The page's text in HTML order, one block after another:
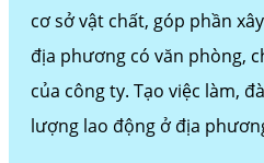
cơ sở vật chất, góp phần
địa phương có văn phòng,
của công ty. Tạo việc làm,
lượng lao động ở địa